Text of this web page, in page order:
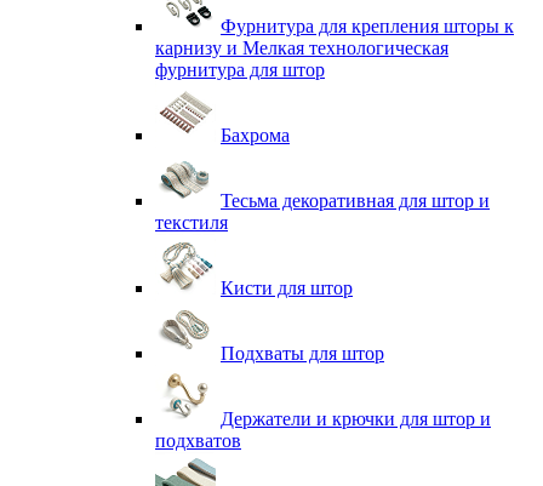
Фурнитура для крепления шторы к
карнизу и Мелкая технологическая
фурнитура для штор
Бахрома
Тесьма декоративная для штор и
текстиля
Кисти для штор
Подхваты для штор
Держатели и крючки для штор и
подхватов